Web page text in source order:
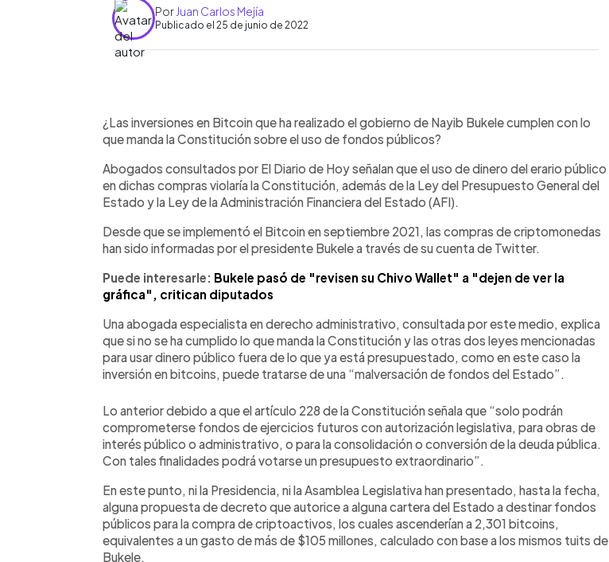
Por Juan Carlos Mejía
Publicado el 25 de junio de 2022
► Escuchar artículo
¿Las inversiones en Bitcoin que ha realizado el gobierno de Nayib Bukele cumplen con lo
que manda la Constitución sobre el uso de fondos públicos?
Abogados consultados por El Diario de Hoy señalan que el uso de dinero del erario público
en dichas compras violaría la Constitución, además de la Ley del Presupuesto General del
Estado y la Ley de la Administración Financiera del Estado (AFI).
Desde que se implementó el Bitcoin en septiembre 2021, las compras de criptomonedas
han sido informadas por el presidente Bukele a través de su cuenta de Twitter.
Puede interesarle: Bukele pasó de "revisen su Chivo Wallet" a "dejen de ver la
gráfica", critican diputados
Una abogada especialista en derecho administrativo, consultada por este medio, explica
que si no se ha cumplido lo que manda la Constitución y las otras dos leyes mencionadas
para usar dinero público fuera de lo que ya está presupuestado, como en este caso la
inversión en bitcoins, puede tratarse de una “malversación de fondos del Estado”.
Lo anterior debido a que el artículo 228 de la Constitución señala que “solo podrán
comprometerse fondos de ejercicios futuros con autorización legislativa, para obras de
interés público o administrativo, o para la consolidación o conversión de la deuda pública.
Con tales finalidades podrá votarse un presupuesto extraordinario”.
En este punto, ni la Presidencia, ni la Asamblea Legislativa han presentado, hasta la fecha,
alguna propuesta de decreto que autorice a alguna cartera del Estado a destinar fondos
públicos para la compra de criptoactivos, los cuales ascenderían a 2,301 bitcoins,
equivalentes a un gasto de más de $105 millones, calculado con base a los mismos tuits de
Bukele.